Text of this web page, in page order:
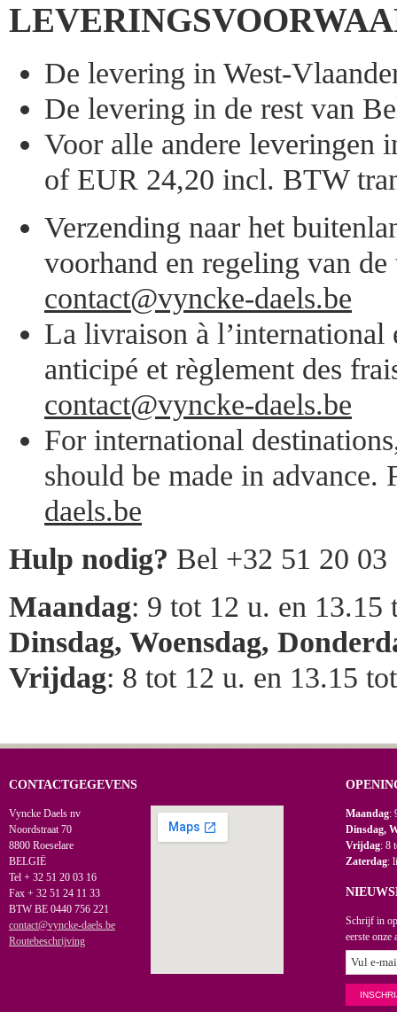
De levering in West-
De levering in de rest van
Voor alle andere
of EUR 24,20 incl. BTW
Verzending naar het
voorhand en regeling van
contact@vyncke-daels.be
La livraison à l’international
anticipé et règlement des
contact@vyncke-daels.be
For international
should be made in advance.
daels.be
Hulp nodig? Bel +32 51 20 03
Maandag: 9 tot 12 u. en 13.15
Dinsdag, Woensdag,
Vrijdag: 8 tot 12 u. en 13.15
CONTACTGEGEVENS
Vyncke Daels nv
Noordstraat 70
8800 Roeselare
BELGIË
Tel + 32 51 20 03 16
Fax + 32 51 24 11 33
BTW BE 0440 756 221
contact@vyncke-daels.be
Routebeschrijving
Maandag:
Dinsdag,
Vrijdag: 8
Zaterdag:
Schrijf in
eerste onze